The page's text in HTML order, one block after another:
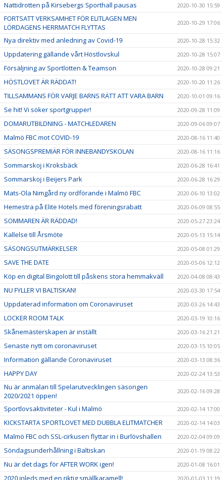
Nattidrotten på Kirsebergs Sporthall pausas 2020-10-30 15:59
FORTSATT VERKSAMHET FÖR ELITLAGEN MEN
LÖRDAGENS HERRMATCH FLYTTAS
2020-10-29 17:06
Nya direktiv med anledning av Covid-19 2020-10-28 15:32
Uppdatering gällande vårt Höstlovskul 2020-10-28 15:07
Försäljning av Sportlotten & Teamson 2020-10-28 09:21
HÖSTLOVET ÄR RÄDDAT! 2020-10-20 11:26
TILLSAMMANS FÖR VARJE BARNS RÄTT ATT VARA BARN 2020-10-01 09:16
Se hit! Vi söker sportgrupper! 2020-09-28 11:09
DOMARUTBILDNING - MATCHLEDAREN 2020-09-06 09:07
Malmö FBC mot COVID-19 2020-08-16 11:40
SÄSONGSPREMIÄR FÖR INNEBANDYSKOLAN 2020-08-16 11:16
Sommarskoj i Kroksbäck 2020-06-28 16:41
Sommarskoj i Beijers Park 2020-06-28 16:29
Mats-Ola Nimgård ny ordförande i Malmö FBC 2020-06-10 13:02
Hemestra på Elite Hotels med föreningsrabatt 2020-06-09 08:55
SOMMAREN ÄR RÄDDAD! 2020-05-27 23:24
Kallelse till Årsmöte 2020-05-13 15:14
SÄSONGSUTMÄRKELSER 2020-05-08 01:29
SAVE THE DATE 2020-05-06 12:12
Köp en digital Bingolott till påskens stora hemmakväll 2020-04-08 08:43
NU FYLLER VI BALTISKAN! 2020-03-30 17:54
Uppdaterad information om Coronaviruset 2020-03-26 14:43
LOCKER ROOM TALK 2020-03-19 10:16
Skånemästerskapen är inställt 2020-03-16 21:21
Senaste nytt om coronaviruset 2020-03-15 10:05
Information gällande Coronaviruset 2020-03-13 08:36
HAPPY DAY 2020-02-24 13:53
Nu är anmälan till Spelarutvecklingen säsongen
2020/2021 öppen!
2020-02-16 09:28
Sportlovsaktiviteter - Kul i Malmö 2020-02-14 17:00
KICKSTARTA SPORTLOVET MED DUBBLA ELITMATCHER 2020-02-14 14:03
Malmö FBC och SSL-cirkusen flyttar in i Burlövshallen 2020-02-04 09:09
Söndagsunderhållning i Baltiskan 2020-01-19 08:22
Nu är det dags för AFTER WORK igen! 2020-01-08 16:01
2020 inleds med en riktig smällkaramell! 2020-01-03 11:19